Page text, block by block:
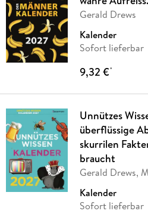
Gerald Drews
Kalender
Sofort lieferbar
9,32 €*
Unnützes
überflüssige
skurrilen
braucht
Gerald Drews,
Kalender
Sofort lieferbar